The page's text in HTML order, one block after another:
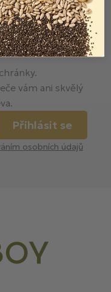
vám ani skvělý
Přihlásit se
osobních údajů